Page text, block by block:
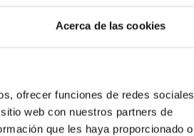
Acerca de las cookies
ofrecer funciones de redes sociales
web con nuestros partners de
que les haya proporcionado o
ellos, que
si les
de coger el
asesoría”
cómo le fue a